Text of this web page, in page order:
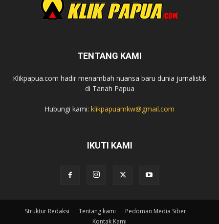
TENTANG KAMI
Klikpapua.com hadir menambah nuansa baru dunia jurnalistik
di Tanah Papua
Hubungi kami: klikpapuamkw@gmail.com
IKUTI KAMI
Struktur Redaksi Tentang kami
Pedoman Media Siber
Kontak Kami